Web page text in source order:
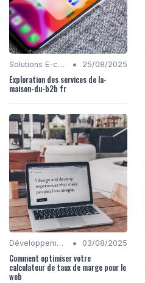
Solutions E-commerce • 25/08/2025
Exploration des services de la-
maison-du-b2b fr
Développement Front-End et Back-End • 03/08/2025
Comment optimiser votre
calculateur de taux de marge pour le
web